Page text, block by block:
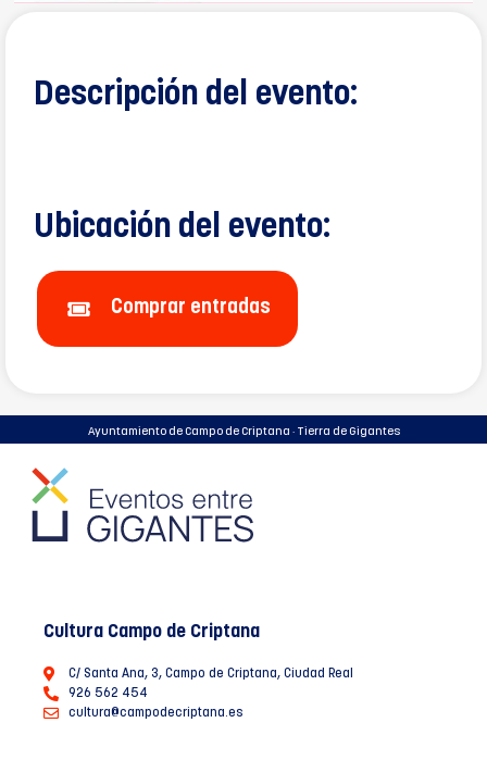
Descripción del evento:
Ubicación del evento:
Comprar entradas
Ayuntamiento de Campo de Criptana · Tierra de Gigantes
Cultura Campo de Criptana
C/ Santa Ana, 3, Campo de Criptana, Ciudad Real
926 562 454
cultura@campodecriptana.es